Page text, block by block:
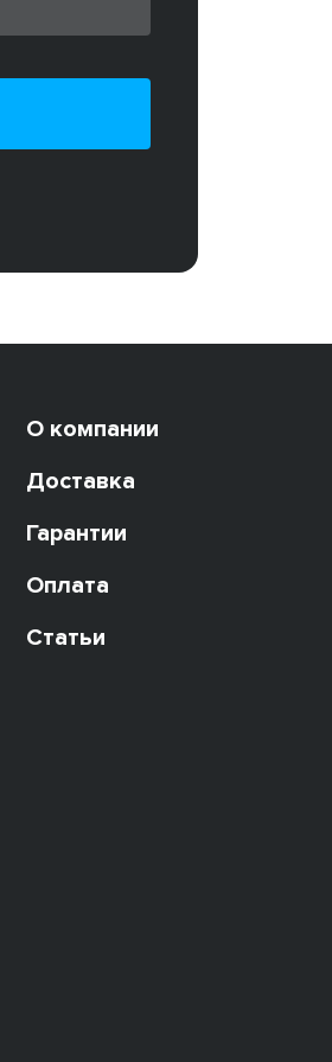
О компании
Доставка
Гарантии
Оплата
Статьи